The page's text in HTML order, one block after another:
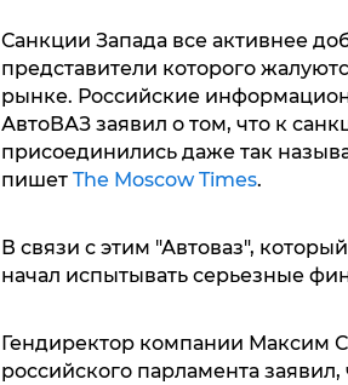
Санкции Запада все активнее
представители которого
рынке. Российские
АвтоВАЗ заявил о том, что к
присоединились даже так
пишет The Moscow Times.
В связи с этим "Автоваз",
начал испытывать серьезные
Гендиректор компании Максим
российского парламента